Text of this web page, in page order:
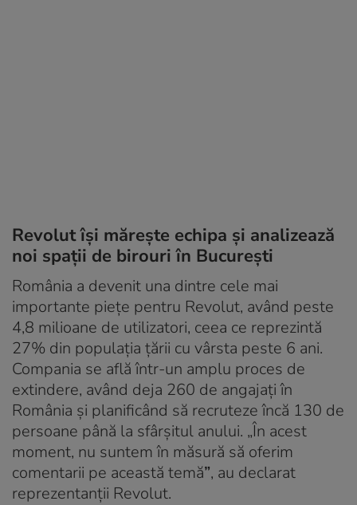
Revolut își mărește echipa și analizează
noi spații de birouri în București
România a devenit una dintre cele mai
importante piețe pentru Revolut, având peste
4,8 milioane de utilizatori, ceea ce reprezintă
27% din populația țării cu vârsta peste 6 ani.
Compania se află într-un amplu proces de
extindere, având deja 260 de angajați în
România și planificând să recruteze încă 130 de
persoane până la sfârșitul anului. „În acest
moment, nu suntem în măsură să oferim
comentarii pe această temă”, au declarat
reprezentanții Revolut.